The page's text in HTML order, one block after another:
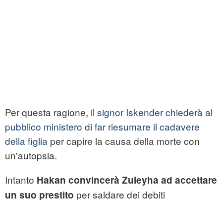
Per questa ragione, il signor Iskender chiederà al
pubblico ministero di far riesumare il cadavere
della figlia per capire la causa della morte con
un'autopsia.
Intanto Hakan convincerà Zuleyha ad accettare
un suo prestito per saldare dei debiti